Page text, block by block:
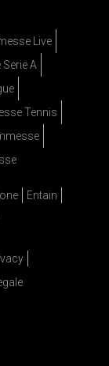
Live
A
Tennis
Entain